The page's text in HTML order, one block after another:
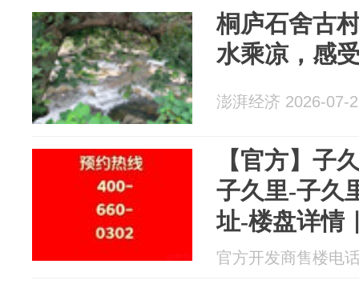
桐庐石舍古
水乘凉，感
澎湃经济 2026-07-
【官方】子
子久里-子久
址-楼盘详情
院墅高端生
官方开发商售楼电